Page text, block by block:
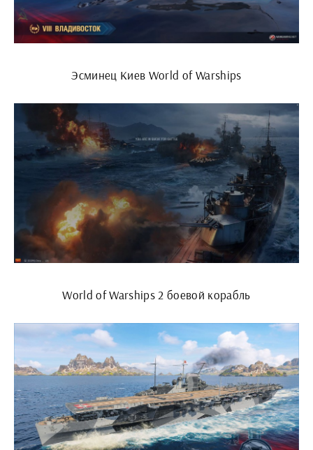
Эсминец Киев World of Warships
World of Warships 2 боевой корабль